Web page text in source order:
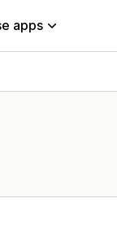
apps